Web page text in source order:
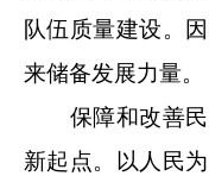
队伍质量建设。
来储备发展力量。
保障和改善民
新起点。以人民